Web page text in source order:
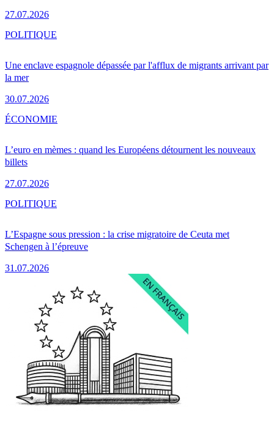
27.07.2026
Une enclave espagnole dépassée par l'afflux de migrants arrivant par
la mer
30.07.2026
POLITIQUE
L’euro en mèmes : quand les Européens détournent les nouveaux
billets
27.07.2026
ÉCONOMIE
L’Espagne sous pression : la crise migratoire de Ceuta met
Schengen à l’épreuve
31.07.2026
POLITIQUE